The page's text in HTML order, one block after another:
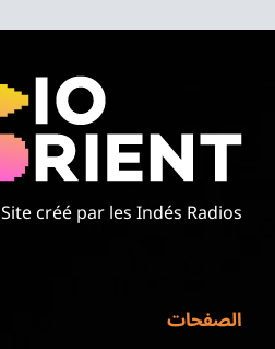
Site créé par les Indés Radios
الصفحات